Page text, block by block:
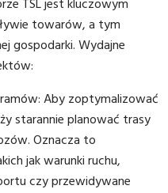
TSL jest kluczowym
towarów, a tym
gospodarki. Wydajne
Aby zoptymalizować
starannie planować trasy
Oznacza to
jak warunki ruchu,
czy przewidywane